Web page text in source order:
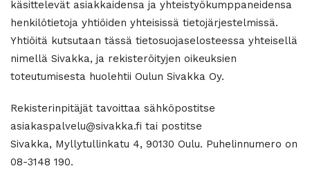
käsittelevät asiakkaidensa ja yhteistyökumppaneidensa
henkilötietoja yhtiöiden yhteisissä tietojärjestelmissä.
Yhtiöitä kutsutaan tässä tietosuojaselosteessa yhteisellä
nimellä Sivakka, ja rekisteröityjen oikeuksien
toteutumisesta huolehtii Oulun Sivakka Oy.
Rekisterinpitäjät tavoittaa sähköpostitse
asiakaspalvelu@sivakka.fi tai postitse
Sivakka, Myllytullinkatu 4, 90130 Oulu. Puhelinnumero on
08-3148 190.